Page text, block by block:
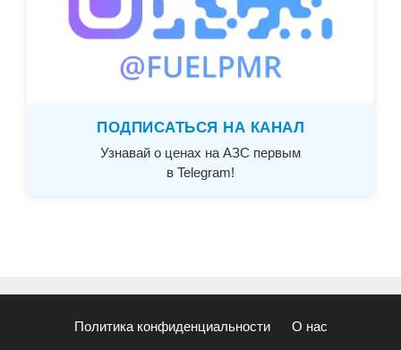
ПОДПИСАТЬСЯ НА КАНАЛ
Узнавай о ценах на АЗС первым
в Telegram!
Политика конфиденциальности О нас